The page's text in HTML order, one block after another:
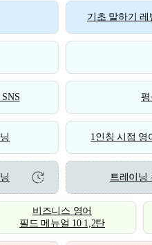
기초 말하기 레
평
1인칭 시점 영
트레이닝
비즈니스 영어
필드 메뉴얼 10 1,2탄